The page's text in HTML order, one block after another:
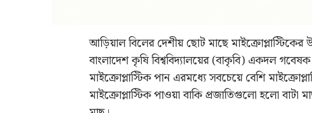
আড়িয়াল বিলের দেশীয় ছোট মাছে মাইক্রোপ্লাস্টিকের
বাংলাদেশ কৃষি বিশ্ববিদ্যালয়ের (বাকৃবি) একদল
মাইক্রোপ্লাস্টিক পান এরমধ্যে সবচেয়ে বেশি
মাইক্রোপ্লাস্টিক পাওয়া বাকি প্রজাতিগুলো হলো বাটা